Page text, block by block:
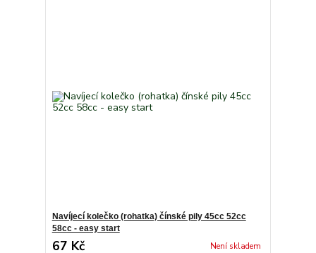
Navíjecí kolečko (rohatka) čínské pily 45cc 52cc
58cc - easy start
67 Kč Není skladem